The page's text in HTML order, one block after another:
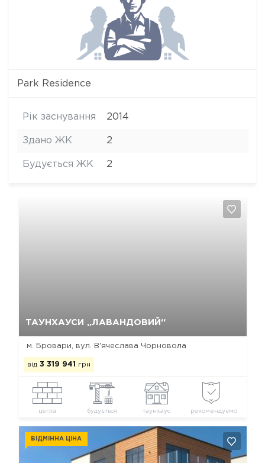
Park Residence
Рік заснування 2014
Здано ЖК 2
Будується ЖК 2
ТАУНХАУСИ „ЛАВАНДОВИЙ“
м. Бровари, вул. В'ячеслава Чорновола
від 3 319 941 грн
цегла будується таунхаус рекомендуємо
ВІДМІННА ЦІНА